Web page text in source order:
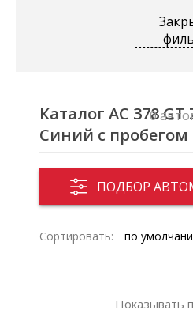
Каталог AC 378
Синий с пробегом
ПОДБОР
0
Сортировать:
Показывать